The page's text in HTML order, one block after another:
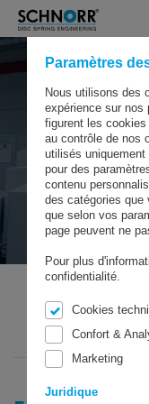
Paramètres
Nous utilisons des
expérience sur nos
figurent les
au contrôle de nos
utilisés
pour des
contenu
des catégories que
que selon vos
page peuvent ne
Pour plus
confidentialité.
Cookies
Confort &
Marketing
Juridique
SCHNORR